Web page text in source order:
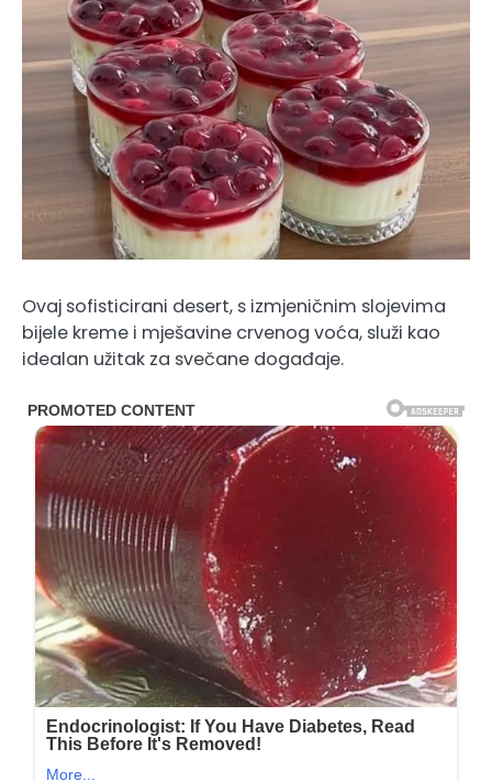
Ovaj sofisticirani desert, s izmjeničnim slojevima
bijele kreme i mješavine crvenog voća, služi kao
idealan užitak za svečane događaje.